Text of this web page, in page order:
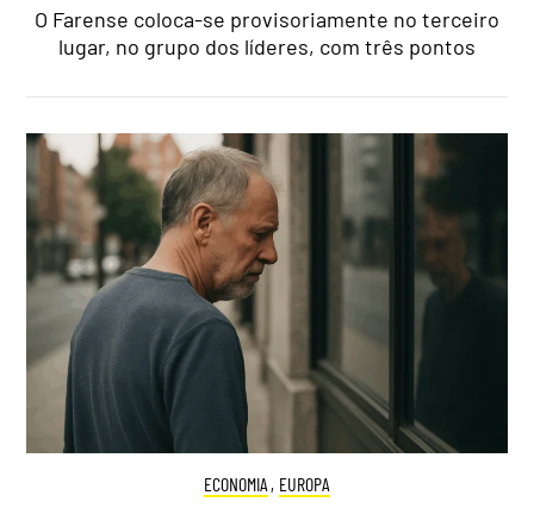
O Farense coloca-se provisoriamente no terceiro
lugar, no grupo dos líderes, com três pontos
ECONOMIA , EUROPA